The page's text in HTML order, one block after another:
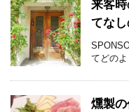
来客
てな
てどの
燻製